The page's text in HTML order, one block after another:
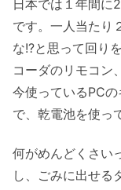
日本では１年間に
です。一人当たり
な!?と思って回り
コーダのリモコン
今使っているPC
で、乾電池を使っ
何がめんどくさい
し、ごみに出せる